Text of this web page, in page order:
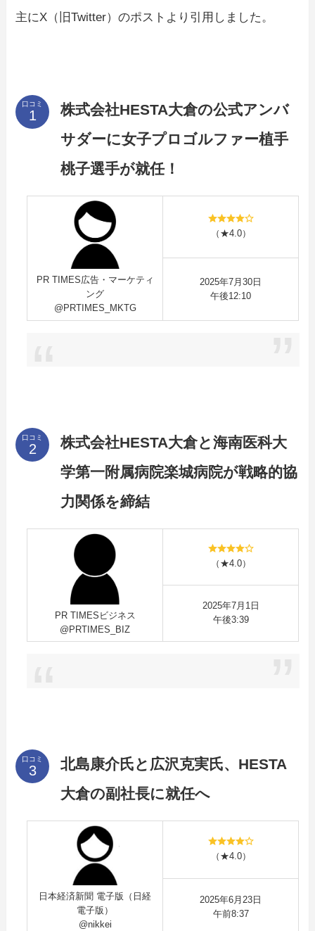
主にX（旧Twitter）のポストより引用しました。
口コミ
株式会社HESTA大倉の公式アンバ
サダーに女子プロゴルファー植手
桃子選手が就任！
PR TIMES広告・マーケティ
ング
@PRTIMES_MKTG
（★4.0）
2025年7月30日
午後12:10
口コミ
株式会社HESTA大倉と海南医科大
学第一附属病院楽城病院が戦略的協
力関係を締結
PR TIMESビジネス
@PRTIMES_BIZ
（★4.0）
2025年7月1日
午後3:39
口コミ
北島康介氏と広沢克実氏、HESTA
大倉の副社長に就任へ
日本経済新聞 電子版（日経
電子版）
@nikkei
（★4.0）
2025年6月23日
午前8:37